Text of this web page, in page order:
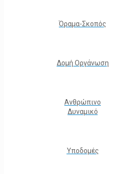
Όραμα-Σκοπός
Δομή Οργάνωση
Ανθρώπινο
Δυναμικό
Υποδομές